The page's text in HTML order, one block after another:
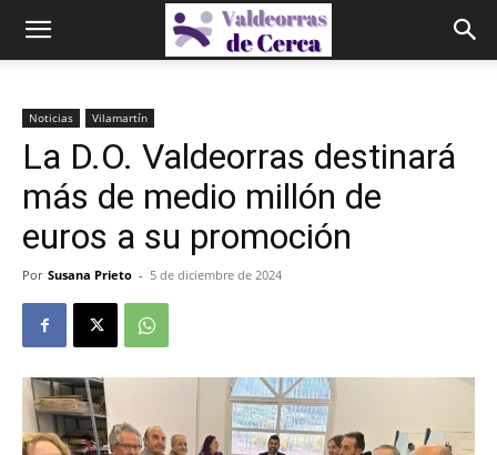
Noticias Vilamartín
La D.O. Valdeorras destinará
más de medio millón de
euros a su promoción
Por Susana Prieto - 5 de diciembre de 2024